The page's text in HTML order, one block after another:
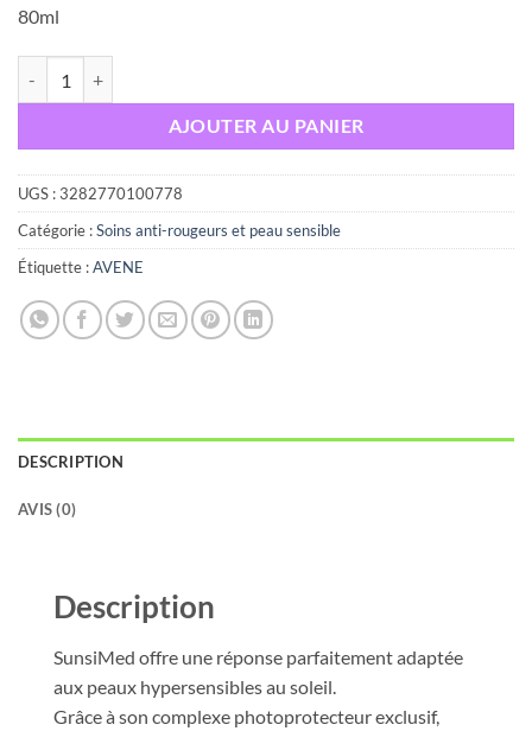
80ml
AJOUTER AU PANIER
UGS :3282770100778
Catégorie :Soins anti-rougeurs et peau sensible
Étiquette :AVENE
DESCRIPTION
AVIS (0)
Description
SunsiMed offre une réponse parfaitement adaptée
aux peaux hypersensibles au soleil.
Grâce à son complexe photoprotecteur exclusif,